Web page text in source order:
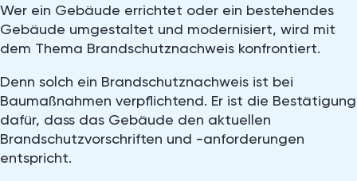
Wer ein Gebäude errichtet oder ein bestehendes
Gebäude umgestaltet und modernisiert, wird mit
dem Thema Brandschutznachweis konfrontiert.
Denn solch ein Brandschutznachweis ist bei
Baumaßnahmen verpflichtend. Er ist die Bestätigung
dafür, dass das Gebäude den aktuellen
Brandschutzvorschriften und -anforderungen
entspricht.